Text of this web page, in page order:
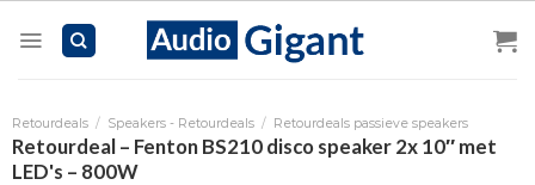
Retourdeals / Speakers - Retourdeals / Retourdeals passieve speakers
Retourdeal – Fenton BS210 disco speaker 2x 10″ met
LED's – 800W